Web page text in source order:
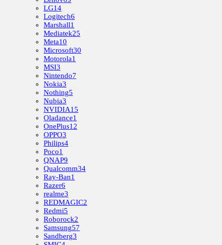
LG14
Logitech6
Marshall1
Mediatek25
Meta10
Microsoft30
Motorola1
MSI3
Nintendo7
Nokia3
Nothing5
Nubia3
NVIDIA15
Oladance1
OnePlus12
OPPO3
Philips4
Poco1
QNAP9
Qualcomm34
Ray-Ban1
Razer6
realme3
REDMAGIC2
Redmi5
Roborock2
Samsung57
Sandberg3